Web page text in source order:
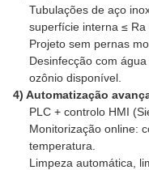
Tubulações de aço
superfície interna ≤ Ra
Projeto sem pernas
Desinfecção com
ozônio disponível.
4) Automatização
PLC + controlo HMI
Monitorização online:
temperatura.
Limpeza automática,